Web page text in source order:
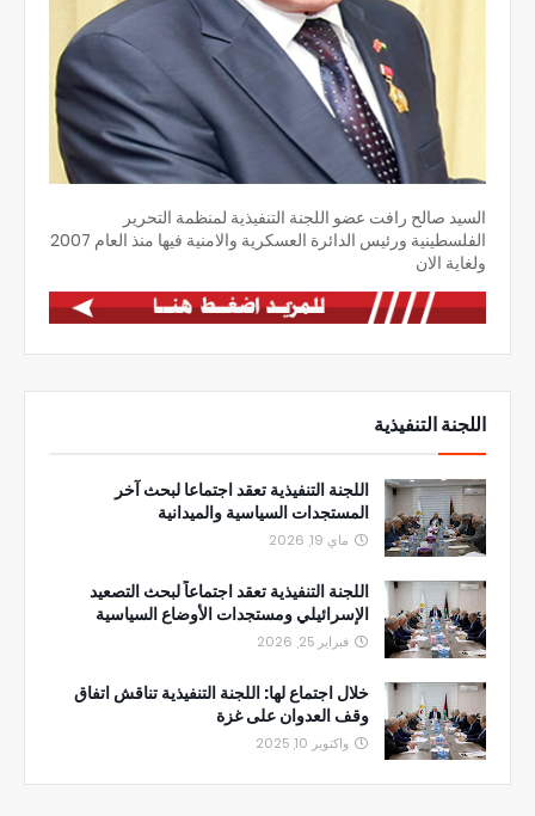
السيد صالح رافت عضو اللجنة التنفيذية لمنظمة التحرير
الفلسطينية ورئيس الدائرة العسكرية والامنية فيها منذ العام 2007
ولغاية الان
اللجنة التنفيذية
اللجنة التنفيذية تعقد اجتماعا لبحث آخر
المستجدات السياسية والميدانية
ماي 19, 2026
اللجنة التنفيذية تعقد اجتماعاً لبحث التصعيد
الإسرائيلي ومستجدات الأوضاع السياسية
فبراير 25, 2026
خلال اجتماع لها: اللجنة التنفيذية تناقش اتفاق
وقف العدوان على غزة
واكتوبر 10, 2025